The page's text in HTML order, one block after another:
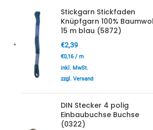
Stickgarn Stickfaden
Knüpfgarn 100%
15 m blau (5872)
€2,39
€0,16/ m
inkl. MwSt.
zzgl. Versand
DIN Stecker 4 polig
Einbaubuchse Buchse
(0322)